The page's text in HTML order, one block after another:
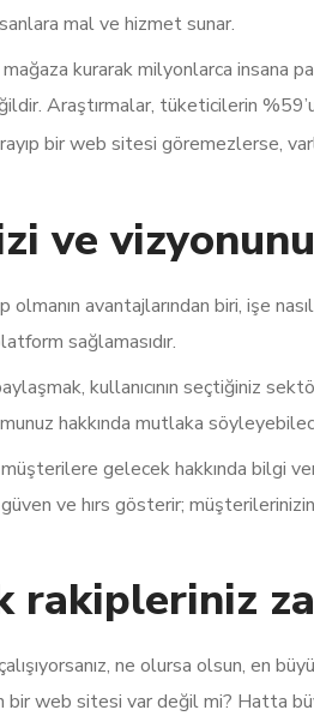
mal ve hizmet sunar.
kurarak milyonlarca insana
Araştırmalar, tüketicilerin
bir web sitesi göremezlerse,
ve
avantajlarından biri, işe
sağlamasıdır.
kullanıcının seçtiğiniz
hakkında mutlaka
gelecek hakkında bilgi
ve hırs gösterir;
rakipleriniz
ne olursa olsun, en
bir web sitesi var değil mi? Hatta